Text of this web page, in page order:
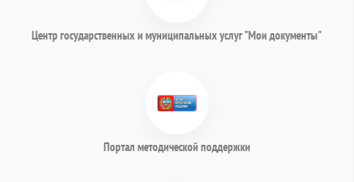
Центр государственных и муниципальных услуг "Мои документы"
Портал методической поддержки